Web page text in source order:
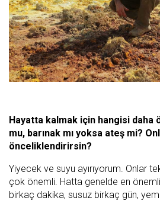
Hayatta kalmak için hangisi daha
mu, barınak mı yoksa ateş mi?
önceliklendirirsin?
Yiyecek ve suyu ayırıyorum. Onlar
çok önemli. Hatta genelde en önemli
birkaç dakika, susuz birkaç gün,